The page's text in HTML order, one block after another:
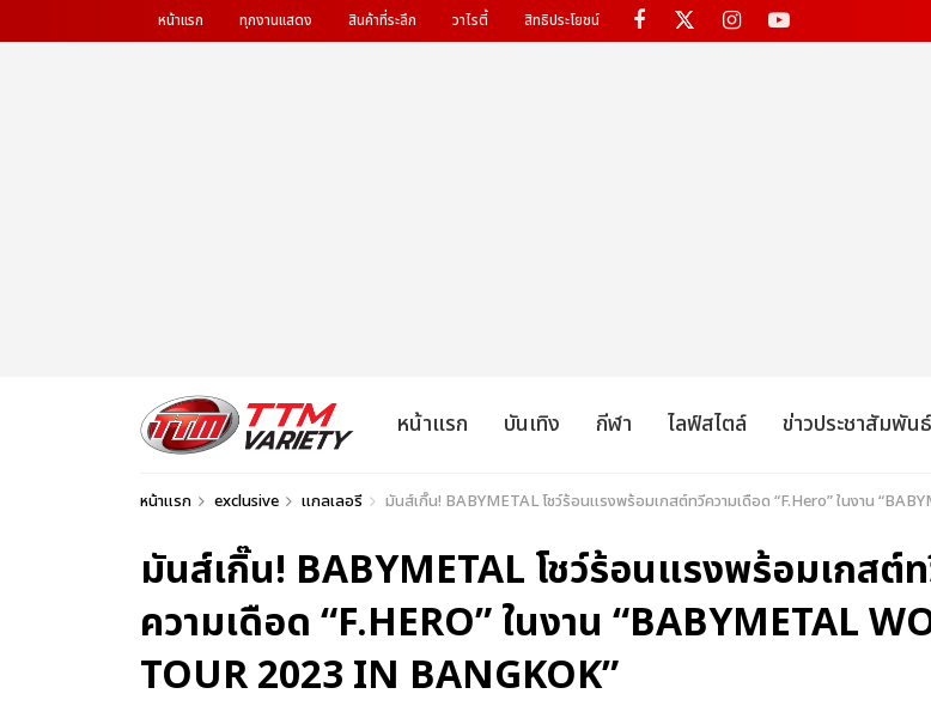
หน้าแรก ทุกงานแสดง สินค้าที่ระลึก วาไรตี้ สิทธิประโยชน์
หน้าแรก บันเทิง กีฬา ไลฟ์สไตล์ ข่าวประชาสัมพันธ์
หน้าแรก exclusive แกลเลอรี มันส์เกิ๊น! BABYMETAL โชว์ร้อนแรงพร้อมเกสต์ทวีความเดือด “F.Hero” ในงาน
มันส์เกิ๊น! BABYMETAL โชว์ร้อนแรงพร้อมเกสต์
ความเดือด “F.HERO” ในงาน “BABYMETAL
TOUR 2023 IN BANGKOK”